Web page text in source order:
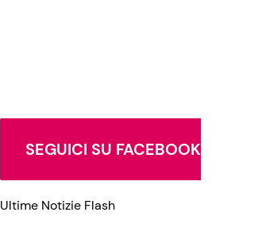
SEGUICI SU FACEBOOK
Ultime Notizie Flash